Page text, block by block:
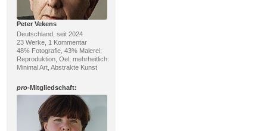
Peter Vekens
Deutschland, seit 2024
23 Werke, 1 Kommentar
48% Fotografie, 43% Malerei;
Reproduktion, Oel; mehrheitlich:
Minimal Art, Abstrakte Kunst
pro-Mitgliedschaft: